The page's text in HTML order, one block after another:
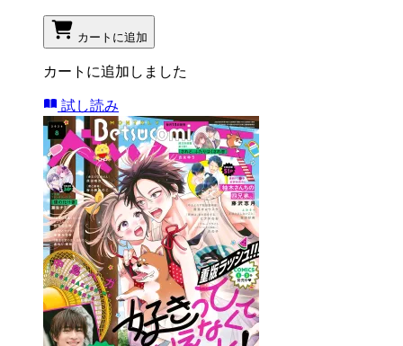
カートに追加
カートに追加しました
試し読み